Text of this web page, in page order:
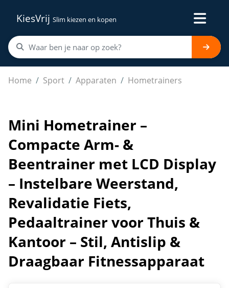
KiesVrij Slim kiezen en kopen
Home Sport Apparaten Hometrainers
Mini Hometrainer – Compacte Arm- & Beentrainer met
Mini Hometrainer –
Compacte Arm- &
Beentrainer met LCD Display
– Instelbare Weerstand,
Revalidatie Fiets,
Pedaaltrainer voor Thuis &
Kantoor – Stil, Antislip &
Draagbaar Fitnessapparaat